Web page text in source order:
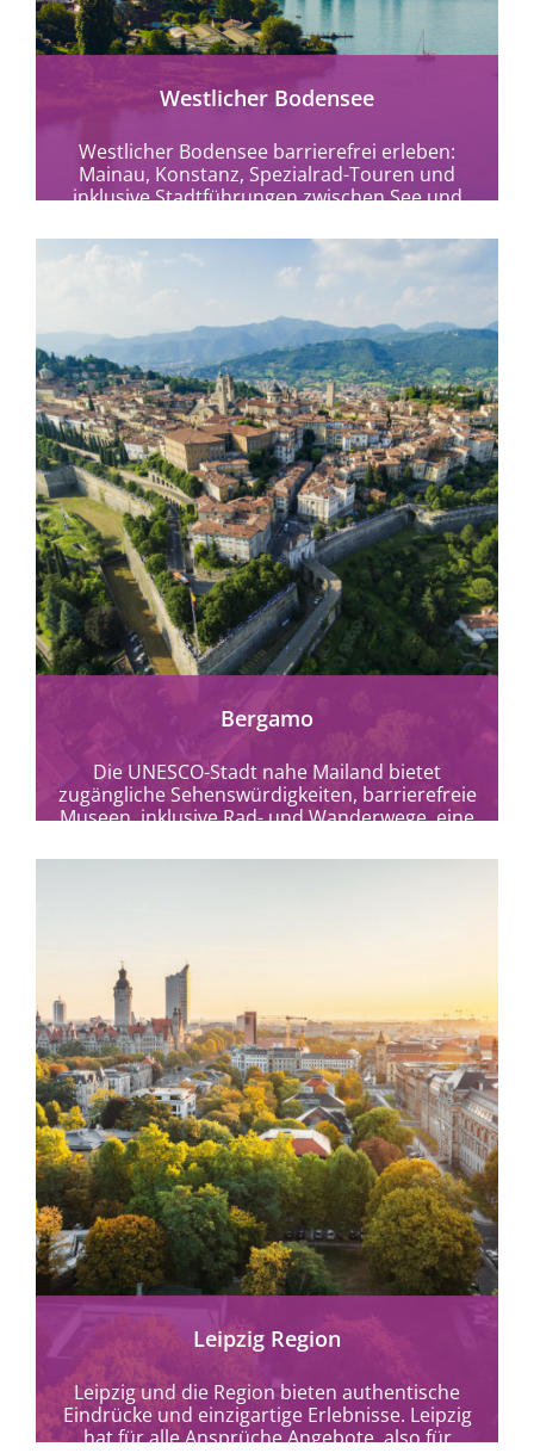
Westlicher Bodensee
Westlicher Bodensee barrierefrei erleben:
Mainau, Konstanz, Spezialrad-Touren und
inklusive Stadtführungen zwischen See und
mehr erfahren
Bergamo
Die UNESCO-Stadt nahe Mailand bietet
zugängliche Sehenswürdigkeiten, barrierefreie
Museen, inklusive Rad- und Wanderwege, eine
mehr erfahren
Leipzig Region
Leipzig und die Region bieten authentische
Eindrücke und einzigartige Erlebnisse. Leipzig
hat für alle Ansprüche Angebote, also für